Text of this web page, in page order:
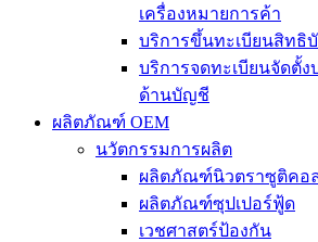
เครื่องหมายการค้า
บริการขึ้นทะเบียนสิทธิ
บริการจดทะเบียนจัดตั้
ด้านบัญชี
ผลิตภัณฑ์ OEM
นวัตกรรมการผลิต
ผลิตภัณฑ์นิวตราซูติคอ
ผลิตภัณฑ์ซุปเปอร์ฟู้ด
เวชศาสตร์ป้องกัน